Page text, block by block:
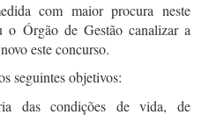
com maior procura neste
Órgão de Gestão canalizar a
este concurso.
seguintes objetivos:
das condições de vida, de